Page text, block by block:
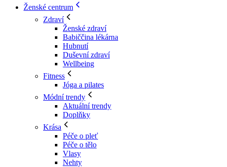
Ženské centrum
Zdraví
Ženské zdraví
Babiččina lékárna
Hubnutí
Duševní zdraví
Wellbeing
Fitness
Jóga a pilates
Módní trendy
Aktuální trendy
Doplňky
Krása
Péče o pleť
Péče o tělo
Vlasy
Nehty